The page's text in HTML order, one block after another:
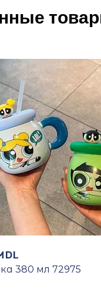
380 мл 72975